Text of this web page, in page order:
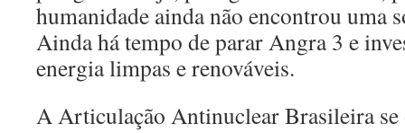
humanidade ainda não encontrou uma
Ainda há tempo de parar Angra 3 e
energia limpas e renováveis.
A Articulação Antinuclear Brasileira se